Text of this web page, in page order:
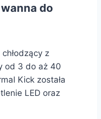
do
z
od 3 do aż 40
Kick została
LED oraz